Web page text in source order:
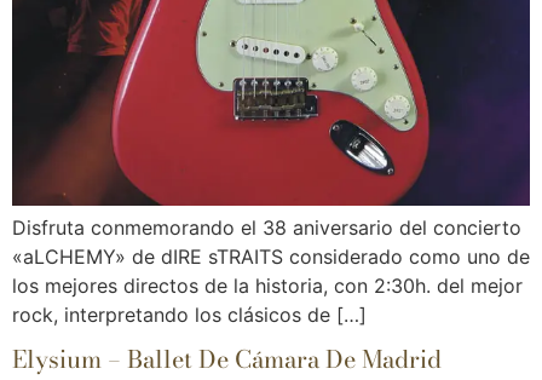
Disfruta conmemorando el 38 aniversario del concierto
«aLCHEMY» de dIRE sTRAITS considerado como uno de
los mejores directos de la historia, con 2:30h. del mejor
rock, interpretando los clásicos de […]
Elysium – Ballet De Cámara De Madrid